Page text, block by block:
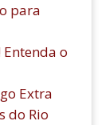
para
o
Extra
do Rio